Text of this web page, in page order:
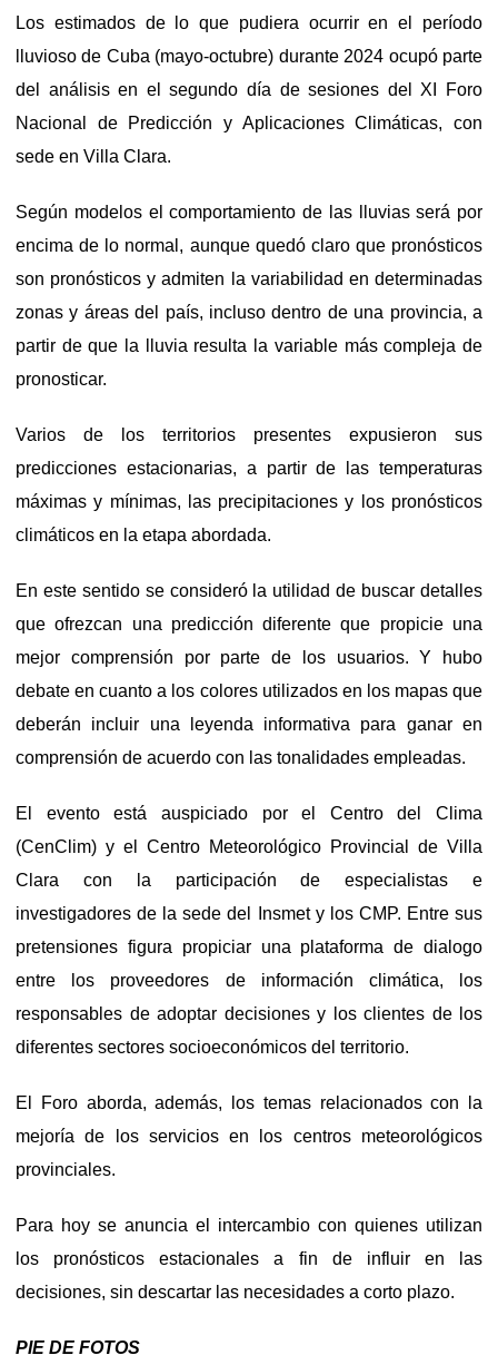
Los estimados de lo que pudiera ocurrir en el período
lluvioso de Cuba (mayo-octubre) durante 2024 ocupó parte
del análisis en el segundo día de sesiones del XI Foro
Nacional de Predicción y Aplicaciones Climáticas, con
sede en Villa Clara.
Según modelos el comportamiento de las lluvias será por
encima de lo normal, aunque quedó claro que pronósticos
son pronósticos y admiten la variabilidad en determinadas
zonas y áreas del país, incluso dentro de una provincia, a
partir de que la lluvia resulta la variable más compleja de
pronosticar.
Varios de los territorios presentes expusieron sus
predicciones estacionarias, a partir de las temperaturas
máximas y mínimas, las precipitaciones y los pronósticos
climáticos en la etapa abordada.
En este sentido se consideró la utilidad de buscar detalles
que ofrezcan una predicción diferente que propicie una
mejor comprensión por parte de los usuarios. Y hubo
debate en cuanto a los colores utilizados en los mapas que
deberán incluir una leyenda informativa para ganar en
comprensión de acuerdo con las tonalidades empleadas.
El evento está auspiciado por el Centro del Clima
(CenClim) y el Centro Meteorológico Provincial de Villa
Clara con la participación de especialistas e
investigadores de la sede del Insmet y los CMP. Entre sus
pretensiones figura propiciar una plataforma de dialogo
entre los proveedores de información climática, los
responsables de adoptar decisiones y los clientes de los
diferentes sectores socioeconómicos del territorio.
El Foro aborda, además, los temas relacionados con la
mejoría de los servicios en los centros meteorológicos
provinciales.
Para hoy se anuncia el intercambio con quienes utilizan
los pronósticos estacionales a fin de influir en las
decisiones, sin descartar las necesidades a corto plazo.
PIE DE FOTOS